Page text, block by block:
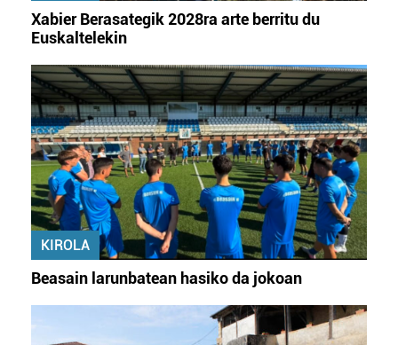
Xabier Berasategik 2028ra arte berritu du
Euskaltelekin
KIROLA
Beasain larunbatean hasiko da jokoan